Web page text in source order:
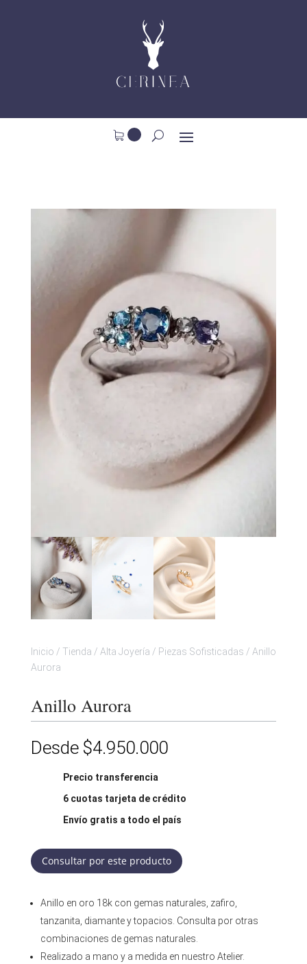
Inicio / Tienda / Alta Joyería / Piezas Sofisticadas / Anillo
Aurora
Anillo Aurora
Desde $4.950.000
Precio transferencia
6 cuotas tarjeta de crédito
Envío gratis a todo el país
Consultar por este producto
Anillo en oro 18k con gemas naturales, zafiro,
tanzanita, diamante y topacios. Consulta por otras
combinaciones de gemas naturales.
Realizado a mano y a medida en nuestro Atelier.